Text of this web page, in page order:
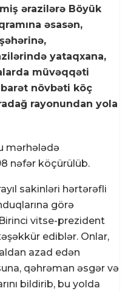
ərazilərə Böyük
əsasən,
yataqxana,
müvəqqəti
növbəti köç
rayonundan yola
mərhələdə
nəfər köçürülüb.
sakinləri hərtərəfli
görə
vitse-prezident
ediblər. Onlar,
azad edən
qəhrəman əsgər və
bildirib, bu yolda